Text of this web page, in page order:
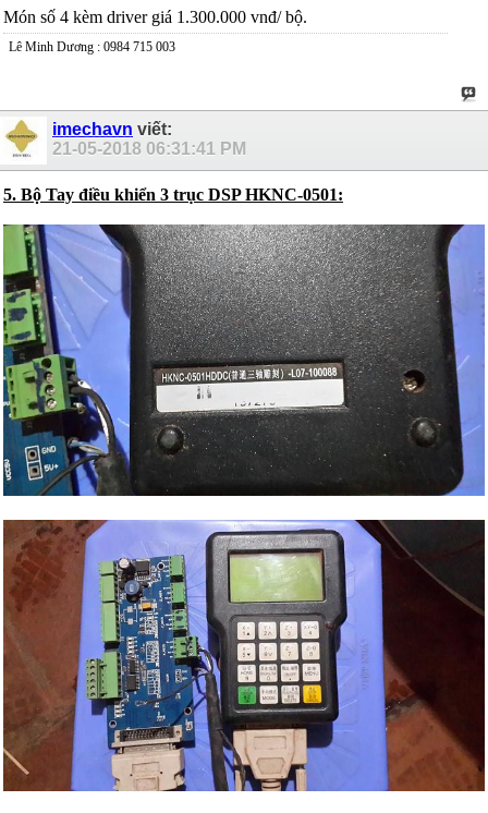
Món số 4 kèm driver giá 1.300.000 vnđ/ bộ.
Lê Minh Dương : 0984 715 003
imechavn viết:
21-05-2018 06:31:41 PM
5. Bộ Tay điều khiển 3 trục DSP HKNC-0501: